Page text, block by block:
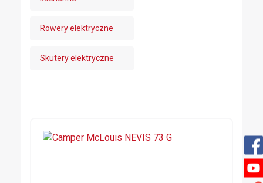
Rowery elektryczne
Skutery elektryczne